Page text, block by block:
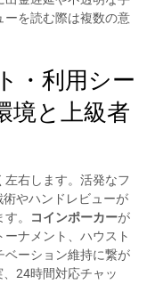
ーを読む際は複数の意
・利用シー
境と上級者
右します。活発なフ
術やハンドレビューが
。
コインポーカーが
ナメント、ハウスト
ベーション維持に繋が
24時間対応チャッ